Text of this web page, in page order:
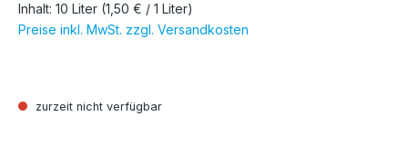
Inhalt: 10 Liter (1,50 € / 1 Liter)
Preise inkl. MwSt. zzgl. Versandkosten
zurzeit nicht verfügbar